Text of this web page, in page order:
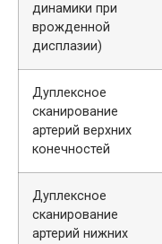
динамики при
врожденной
дисплазии)
Дуплексное
сканирование
артерий верхних
конечностей
Дуплексное
сканирование
артерий нижних